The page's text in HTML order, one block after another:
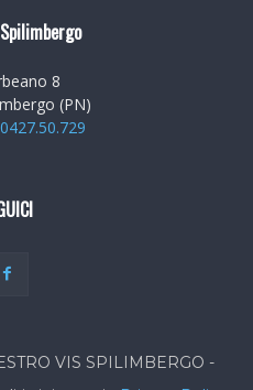
8
(PN)
0427.50.729
VIS SPILIMBERGO -